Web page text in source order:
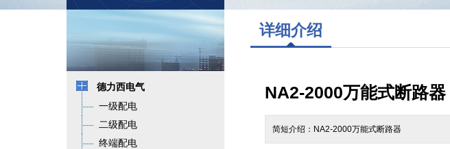
德力西电气
一级配电
二级配电
终端配电
详细介绍
NA2-2000万能式断路器
简短介绍：NA2-2000万能式断路器